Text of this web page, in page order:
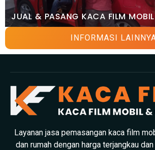
JUAL & PASANG KACA FILM
INFORMASI
Layanan jasa pemasangan kaca film
dan rumah dengan harga terjangkau